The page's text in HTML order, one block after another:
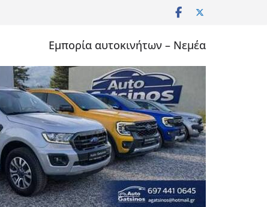
Εμπορία αυτοκινήτων – Νεμέα